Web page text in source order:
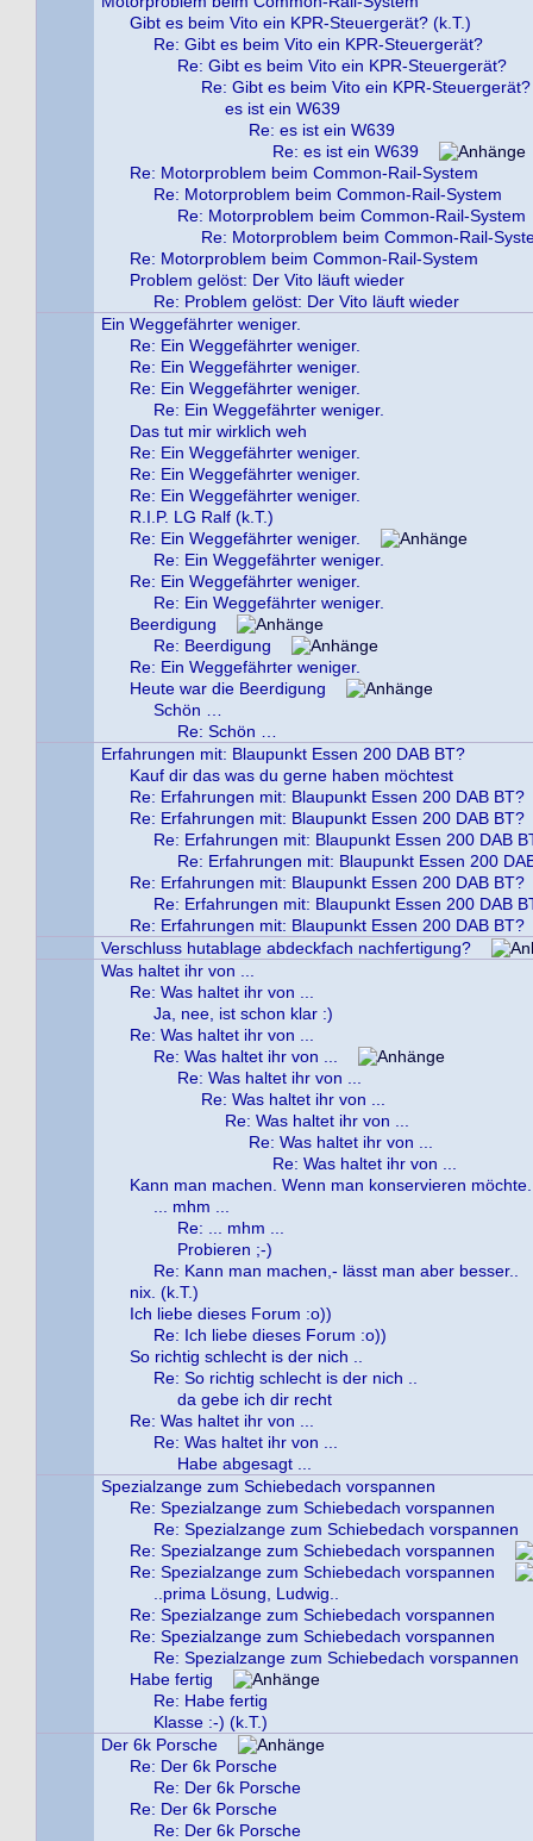
Gibt es beim Vito ein KPR-Steuergerät? (k.T.)
Re: Gibt es beim Vito ein KPR-Steuergerät?
Re: Gibt es beim Vito ein KPR-Steuergerät?
Re: Gibt es beim Vito ein KPR-Steuergerät?
es ist ein W639
Re: es ist ein W639
Re: es ist ein W639
Re: Motorproblem beim Common-Rail-System
Re: Motorproblem beim Common-Rail-System
Re: Motorproblem beim Common-Rail-System
Re: Motorproblem beim Common-Rail-
Re: Motorproblem beim Common-Rail-System
Problem gelöst: Der Vito läuft wieder
Re: Problem gelöst: Der Vito läuft wieder
Ein Weggefährter weniger.
Re: Ein Weggefährter weniger.
Re: Ein Weggefährter weniger.
Re: Ein Weggefährter weniger.
Re: Ein Weggefährter weniger.
Das tut mir wirklich weh
Re: Ein Weggefährter weniger.
Re: Ein Weggefährter weniger.
Re: Ein Weggefährter weniger.
R.I.P. LG Ralf (k.T.)
Re: Ein Weggefährter weniger.
Re: Ein Weggefährter weniger.
Re: Ein Weggefährter weniger.
Re: Ein Weggefährter weniger.
Beerdigung
Re: Beerdigung
Re: Ein Weggefährter weniger.
Heute war die Beerdigung
Schön …
Re: Schön …
Erfahrungen mit: Blaupunkt Essen 200 DAB BT?
Kauf dir das was du gerne haben möchtest
Re: Erfahrungen mit: Blaupunkt Essen 200 DAB BT?
Re: Erfahrungen mit: Blaupunkt Essen 200 DAB BT?
Re: Erfahrungen mit: Blaupunkt Essen 200 DAB
Re: Erfahrungen mit: Blaupunkt Essen 200
Re: Erfahrungen mit: Blaupunkt Essen 200 DAB BT?
Re: Erfahrungen mit: Blaupunkt Essen 200 DAB
Re: Erfahrungen mit: Blaupunkt Essen 200 DAB BT?
Verschluss hutablage abdeckfach nachfertigung?
Was haltet ihr von ...
Re: Was haltet ihr von ...
Ja, nee, ist schon klar :)
Re: Was haltet ihr von ...
Re: Was haltet ihr von ...
Re: Was haltet ihr von ...
Re: Was haltet ihr von ...
Re: Was haltet ihr von ...
Re: Was haltet ihr von ...
Re: Was haltet ihr von ...
Kann man machen. Wenn man konservieren
... mhm ...
Re: ... mhm ...
Probieren ;-)
Re: Kann man machen,- lässt man aber besser..
nix. (k.T.)
Ich liebe dieses Forum :o))
Re: Ich liebe dieses Forum :o))
So richtig schlecht is der nich ..
Re: So richtig schlecht is der nich ..
da gebe ich dir recht
Re: Was haltet ihr von ...
Re: Was haltet ihr von ...
Habe abgesagt ...
Spezialzange zum Schiebedach vorspannen
Re: Spezialzange zum Schiebedach vorspannen
Re: Spezialzange zum Schiebedach vorspannen
Re: Spezialzange zum Schiebedach vorspannen
Re: Spezialzange zum Schiebedach vorspannen
..prima Lösung, Ludwig..
Re: Spezialzange zum Schiebedach vorspannen
Re: Spezialzange zum Schiebedach vorspannen
Re: Spezialzange zum Schiebedach vorspannen
Habe fertig
Re: Habe fertig
Klasse :-) (k.T.)
Der 6k Porsche
Re: Der 6k Porsche
Re: Der 6k Porsche
Re: Der 6k Porsche
Re: Der 6k Porsche